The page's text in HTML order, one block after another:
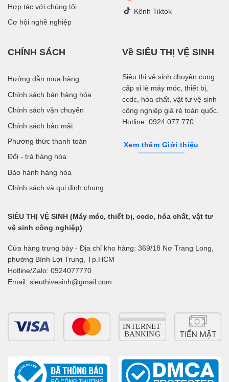
Hợp tác với chúng tôi
Cơ hội nghề nghiệp
Kênh Tiktok
CHÍNH SÁCH
Hướng dẫn mua hàng
Chính sách bán hàng hóa
Chính sách vận chuyển
Chính sách bảo mật
Phương thức thanh toán
Đổi - trả hàng hóa
Bảo hành hàng hóa
Chính sách và qui định chung
Về SIÊU THỊ VỆ SINH
Siêu thị vệ sinh chuyên cung
cấp sỉ lẻ máy móc, thiết bị,
ccdc, hóa chất, vật tư vệ sinh
công nghiệp giá rẻ toàn quốc.
Hotline: 0924.077.770.
Xem thêm Giới thiệu
SIÊU THỊ VỆ SINH (Máy móc, thiết bị, ccdc, hóa chất, vật tư
vệ sinh công nghiệp)
Cửa hàng trưng bày - Địa chỉ kho hàng: 369/18 Nơ Trang Long,
phường Bình Lợi Trung, Tp.HCM
Hotline/Zalo: 0924077770
Email: sieuthivesinh@gmail.com